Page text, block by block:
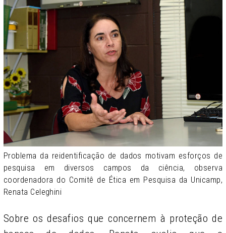
Problema da reidentificação de dados motivam esforços de
pesquisa em diversos campos da ciência, observa
coordenadora do Comitê de Ética em Pesquisa da Unicamp,
Renata Celeghini
Sobre os desafios que concernem à proteção de